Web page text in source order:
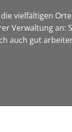
vielfältigen
Verwaltung an:
auch gut